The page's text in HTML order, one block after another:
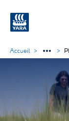
Accueil